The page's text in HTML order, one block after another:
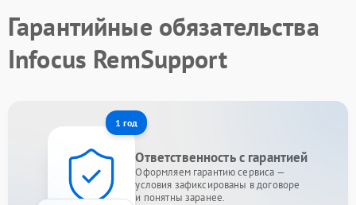
Гарантийные обязательства
Infocus RemSupport
1 год
Ответственность с гарантией
Оформляем гарантию сервиса —
условия зафиксированы в договоре
и понятны заранее.